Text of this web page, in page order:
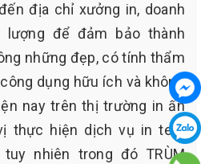
địa chỉ xưởng in, doanh
để đảm bảo thành
những đẹp, có tính thẩm
dụng hữu ích và không
nay trên thị trường in ấn
thực hiện dịch vụ in tem
nhiên trong đó TRÙM